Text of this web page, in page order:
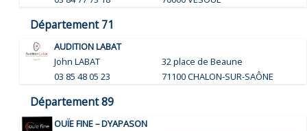
Département 71
AUDITION LABAT
John LABAT
03 85 48 05 23
32 place de Beaune
71100 CHALON-SUR-SAÔNE
Département 89
OUÏE FINE – DYAPASON